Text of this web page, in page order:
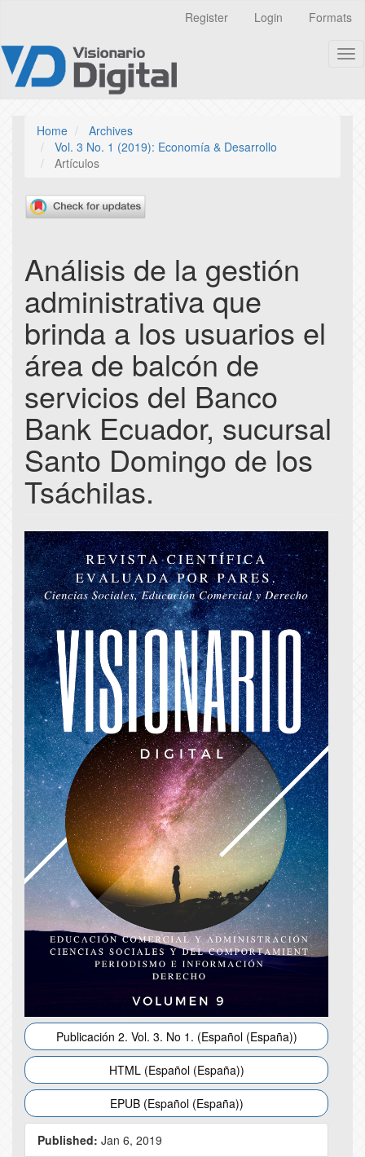
page
content
Main
Content
Sidebar
Register Login Formats
Home
Archives
Vol. 3 No. 1 (2019): Economía & Desarrollo
Artículos
Análisis de la gestión
administrativa que
brinda a los usuarios el
área de balcón de
servicios del Banco
Bank Ecuador, sucursal
Santo Domingo de los
Tsáchilas.
Article
Sidebar
Publicación 2. Vol. 3. No 1. (Español (España))
HTML (Español (España))
EPUB (Español (España))
Published: Jan 6, 2019